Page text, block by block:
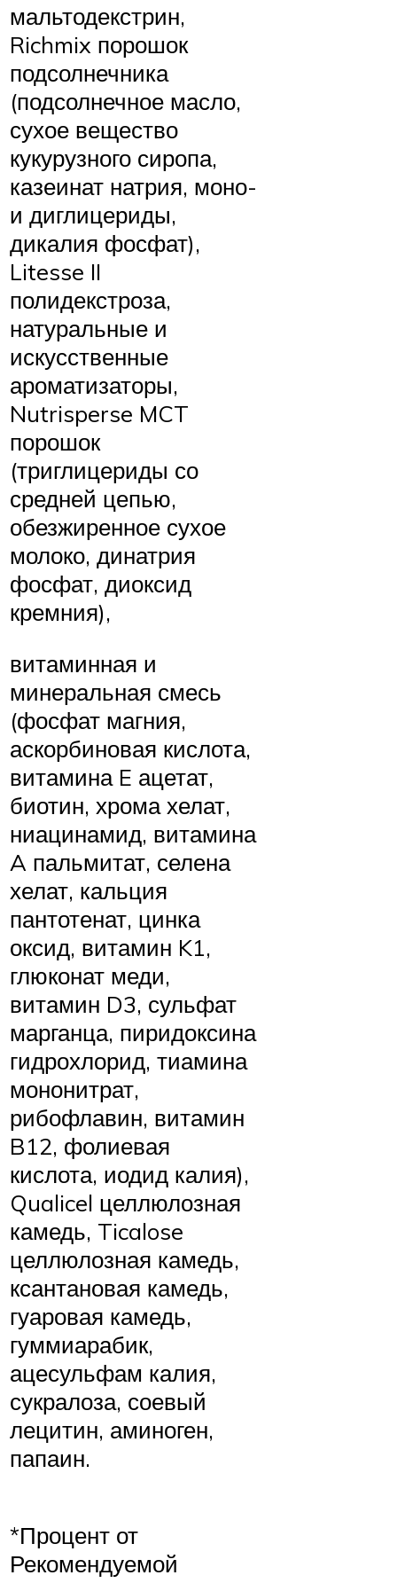
мальтодекстрин,
Richmix порошок
подсолнечника
(подсолнечное масло,
сухое вещество
кукурузного сиропа,
казеинат натрия, моно-
и диглицериды,
дикалия фосфат),
Litesse II
полидекстроза,
натуральные и
искусственные
ароматизаторы,
Nutrisperse MCT
порошок
(триглицериды со
средней цепью,
обезжиренное сухое
молоко, динатрия
фосфат, диоксид
кремния),
витаминная и
минеральная смесь
(фосфат магния,
аскорбиновая кислота,
витамина E ацетат,
биотин, хрома хелат,
ниацинамид, витамина
A пальмитат, селена
хелат, кальция
пантотенат, цинка
оксид, витамин K1,
глюконат меди,
витамин D3, сульфат
марганца, пиридоксина
гидрохлорид, тиамина
мононитрат,
рибофлавин, витамин
B12, фолиевая
кислота, иодид калия),
Qualicel целлюлозная
камедь, Ticalose
целлюлозная камедь,
ксантановая камедь,
гуаровая камедь,
гуммиарабик,
ацесульфам калия,
сукралоза, соевый
лецитин, аминоген,
папаин.
*Процент от
Рекомендуемой